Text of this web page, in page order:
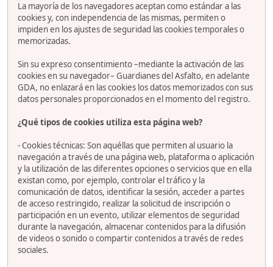
La mayoría de los navegadores aceptan como estándar a las
cookies y, con independencia de las mismas, permiten o
impiden en los ajustes de seguridad las cookies temporales o
memorizadas.
Sin su expreso consentimiento –mediante la activación de las
cookies en su navegador– Guardianes del Asfalto, en adelante
GDA, no enlazará en las cookies los datos memorizados con sus
datos personales proporcionados en el momento del registro.
¿Qué tipos de cookies utiliza esta página web?
- Cookies técnicas: Son aquéllas que permiten al usuario la
navegación a través de una página web, plataforma o aplicación
y la utilización de las diferentes opciones o servicios que en ella
existan como, por ejemplo, controlar el tráfico y la
comunicación de datos, identificar la sesión, acceder a partes
de acceso restringido, realizar la solicitud de inscripción o
participación en un evento, utilizar elementos de seguridad
durante la navegación, almacenar contenidos para la difusión
de videos o sonido o compartir contenidos a través de redes
sociales.